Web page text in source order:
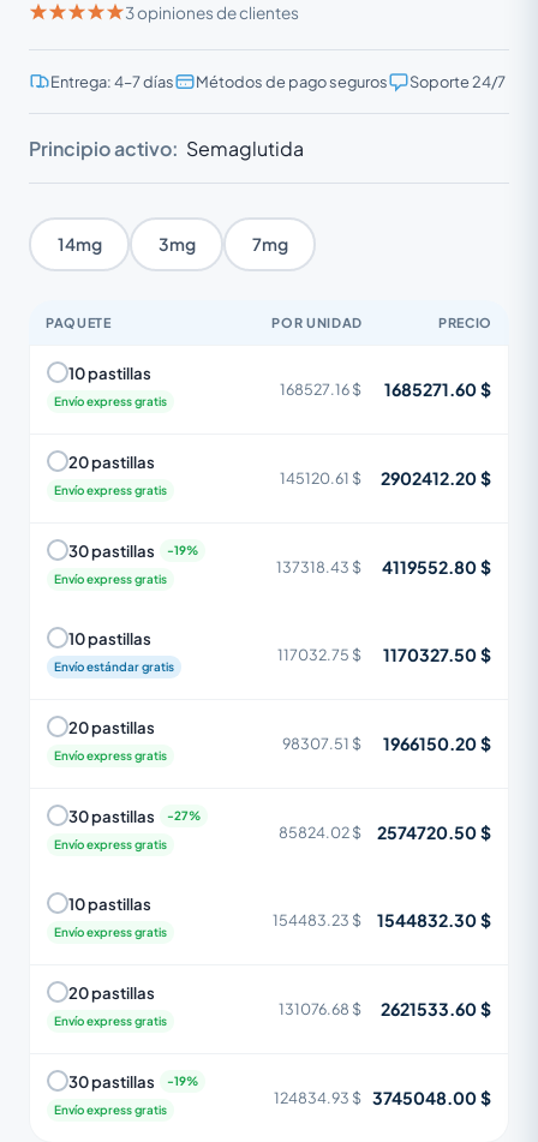
3 opiniones de clientes
Entrega: 4–7 días Métodos de pago seguros Soporte 24/7
Principio activo: Semaglutida
14mg 3mg 7mg
PAQUETE POR UNIDAD PRECIO
10 pastillas
Envío express gratis
168527.16 $ 1685271.60 $
20 pastillas
Envío express gratis
145120.61 $ 2902412.20 $
30 pastillas
Envío express gratis
137318.43 $ 4119552.80 $
10 pastillas
Envío estándar gratis
117032.75 $ 1170327.50 $
20 pastillas
Envío express gratis
98307.51 $ 1966150.20 $
30 pastillas
Envío express gratis
85824.02 $ 2574720.50 $
10 pastillas
Envío express gratis
154483.23 $ 1544832.30 $
20 pastillas
Envío express gratis
131076.68 $ 2621533.60 $
30 pastillas
Envío express gratis
124834.93 $ 3745048.00 $